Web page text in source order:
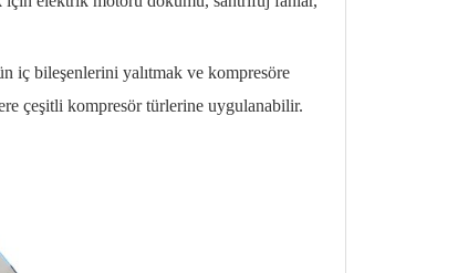
iç bileşenlerini yalıtmak ve kompresöre
çeşitli kompresör türlerine uygulanabilir.